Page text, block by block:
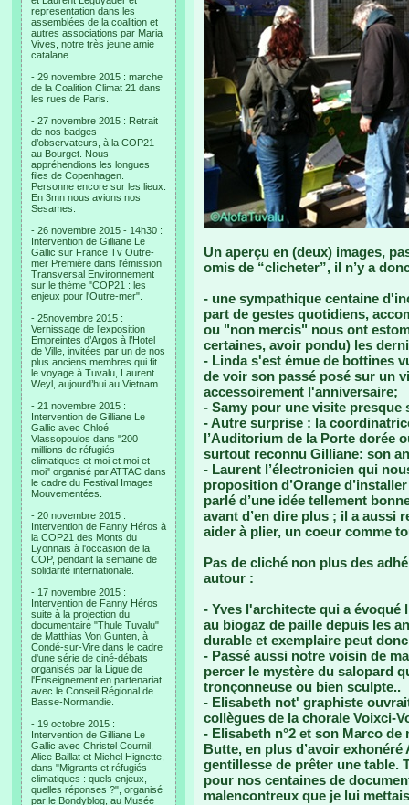
representation dans les
assemblées de la coalition et
autres associations par Maria
Vives, notre très jeune amie
catalane.
- 29 novembre 2015 : marche
de la Coalition Climat 21 dans
les rues de Paris.
- 27 novembre 2015 : Retrait
de nos badges
d’observateurs, à la COP21
au Bourget. Nous
appréhendions les longues
files de Copenhagen.
Personne encore sur les lieux.
En 3mn nous avions nos
Sesames.
- 26 novembre 2015 - 14h30 :
Intervention de Gilliane Le
Gallic sur France Tv Outre-
mer Première dans l'émission
Transversal Environnement
sur le thème "COP21 : les
enjeux pour l'Outre-mer".
- 25novembre 2015 :
Vernissage de l’exposition
Empreintes d’Argos à l’Hotel
de Ville, invitées par un de nos
plus anciens membres qui fit
le voyage à Tuvalu, Laurent
Weyl, aujourd’hui au Vietnam.
- 21 novembre 2015 :
Intervention de Gilliane Le
Gallic avec Chloé
Vlassopoulos dans "200
millions de réfugiés
climatiques et moi et moi et
moi" organisé par ATTAC dans
le cadre du Festival Images
Mouvementées.
- 20 novembre 2015 :
Intervention de Fanny Héros à
la COP21 des Monts du
Lyonnais à l'occasion de la
COP, pendant la semaine de
solidarité internationale.
- 17 novembre 2015 :
Intervention de Fanny Héros
suite à la projection du
documentaire "Thule Tuvalu"
de Matthias Von Gunten, à
Condé-sur-Vire dans le cadre
d'une série de ciné-débats
organisés par la Ligue de
l'Enseignement en partenariat
avec le Conseil Régional de
Basse-Normandie.
- 19 octobre 2015 :
Intervention de Gilliane Le
Gallic avec Christel Cournil,
Alice Baillat et Michel Hignette,
dans "Migrants et réfugiés
climatiques : quels enjeux,
quelles réponses ?", organisé
par le Bondyblog, au Musée
Un aperçu en (deux) images,
omis de “clicheter”, il n’y a
- une sympathique centaine
part de gestes quotidiens,
ou "non mercis" nous ont
certaines, avoir pondu) les
- Linda s'est émue de bottines
de voir son passé posé sur un
accessoirement l'anniversaire;
- Samy pour une visite presque
- Autre surprise : la
l’Auditorium de la Porte dorée
surtout reconnu Gilliane: son
- Laurent l’électronicien qui
proposition d’Orange
parlé d’une idée tellement
avant d’en dire plus ; il a aussi
aider à plier, un coeur comme
Pas de cliché non plus des
autour :
- Yves l'architecte qui a évoqué
au biogaz de paille depuis les
durable et exemplaire peut
- Passé aussi notre voisin de
percer le mystère du salopard
tronçonneuse ou bien sculpte..
- Elisabeth not' graphiste
collègues de la chorale Voixci-
- Elisabeth n°2 et son Marco
Butte, en plus d’avoir exhonéré
gentillesse de prêter une table.
pour nos centaines de
malencontreux que je lui